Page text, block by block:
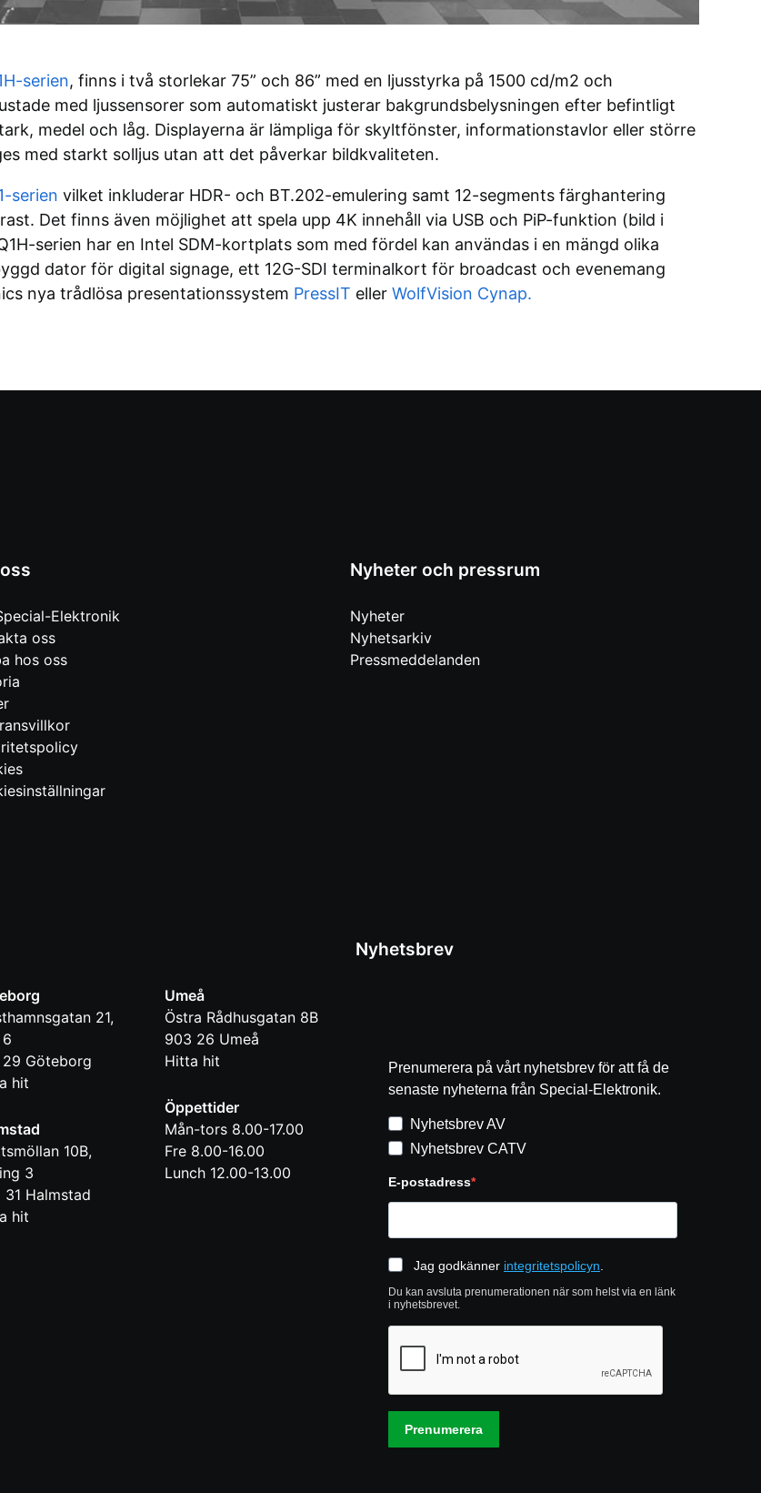
serien, finns i två storlekar 75” och 86” med en ljusstyrka på 1500 cd/m2 och
med ljussensorer som automatiskt justerar bakgrundsbelysningen efter befintligt
medel och låg. Displayerna är lämpliga för skyltfönster, informationstavlor eller större
med starkt solljus utan att det påverkar bildkvaliteten.
serien vilket inkluderar HDR- och BT.202-emulering samt 12-segments färghantering
Det finns även möjlighet att spela upp 4K innehåll via USB och PiP-funktion (bild i
serien har en Intel SDM-kortplats som med fördel kan användas i en mängd olika
dator för digital signage, ett 12G-SDI terminalkort för broadcast och evenemang
nya trådlösa presentationssystem PressIT eller WolfVision Cynap.
Elektronik
oss
hos oss
Nyheter och pressrum
Nyheter
Nyhetsarkiv
Pressmeddelanden
21,
29 Göteborg
hit
10B,
3
31 Halmstad
hit
Umeå
Östra Rådhusgatan 8B
903 26 Umeå
Hitta hit
Öppettider
Mån-tors 8.00-17.00
Fre 8.00-16.00
Lunch 12.00-13.00
Nyhetsbrev